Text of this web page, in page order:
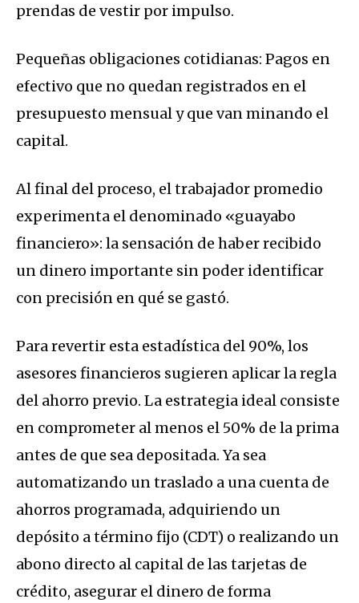
prendas de vestir por impulso.
Pequeñas obligaciones cotidianas: Pagos en
efectivo que no quedan registrados en el
presupuesto mensual y que van minando el
capital.
Al final del proceso, el trabajador promedio
experimenta el denominado «guayabo
financiero»: la sensación de haber recibido
un dinero importante sin poder identificar
con precisión en qué se gastó.
Para revertir esta estadística del 90%, los
asesores financieros sugieren aplicar la regla
del ahorro previo. La estrategia ideal consiste
en comprometer al menos el 50% de la prima
antes de que sea depositada. Ya sea
automatizando un traslado a una cuenta de
ahorros programada, adquiriendo un
depósito a término fijo (CDT) o realizando un
abono directo al capital de las tarjetas de
crédito, asegurar el dinero de forma